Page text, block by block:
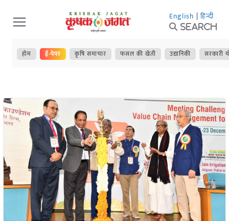
Skip
to
content
English | हिन्दी
Search
होम ई-पेपर कृषि समाचार फसल की खेती उद्यानिकी सरकारी